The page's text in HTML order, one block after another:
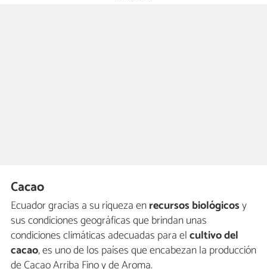
Cacao
Ecuador gracias a su riqueza enrecursos biológicosy
sus condiciones geográficas que brindan unas
condiciones climáticas adecuadas para elcultivo del
cacao, es uno de los países que encabezan la producción
de Cacao Arriba Fino y de Aroma.